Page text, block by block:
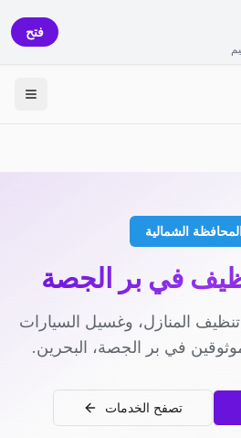
فتح
الشمالية
في بر الجصة
المنازل، وغسيل السيارات
في بر الجصة، البحرين.
تصفح الخدمات